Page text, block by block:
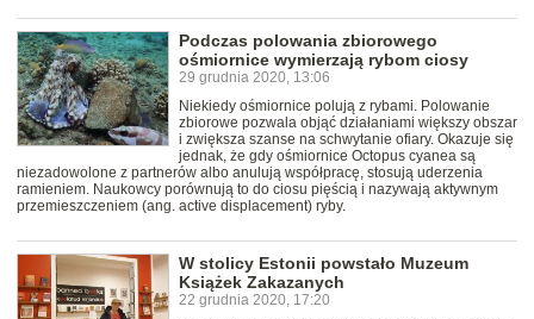
Podczas polowania zbiorowego
ośmiornice wymierzają rybom ciosy
29 grudnia 2020, 13:06
Niekiedy ośmiornice polują z rybami. Polowanie
zbiorowe pozwala objąć działaniami większy obszar
i zwiększa szanse na schwytanie ofiary. Okazuje się
jednak, że gdy ośmiornice Octopus cyanea są
niezadowolone z partnerów albo anulują współpracę, stosują uderzenia
ramieniem. Naukowcy porównują to do ciosu pięścią i nazywają aktywnym
przemieszczeniem (ang. active displacement) ryby.
W stolicy Estonii powstało Muzeum
Książek Zakazanych
22 grudnia 2020, 17:20